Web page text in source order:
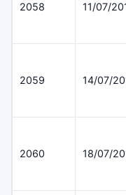
2058 11/07/
2059 14/07/
2060 18/07/